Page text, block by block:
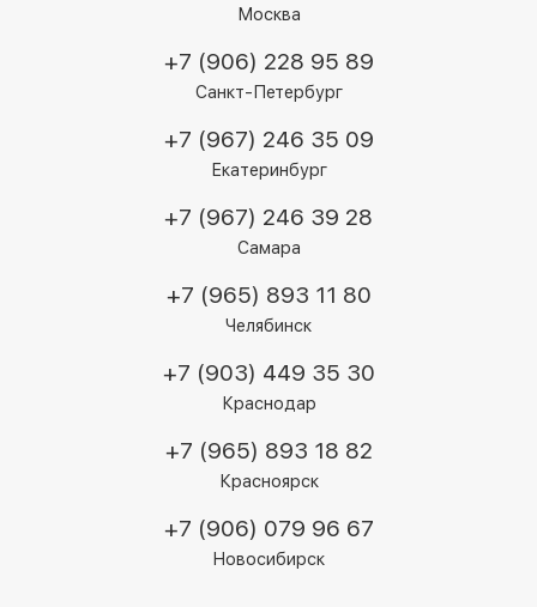
Москва
+7 (906) 228 95 89
Санкт-Петербург
+7 (967) 246 35 09
Екатеринбург
+7 (967) 246 39 28
Самара
+7 (965) 893 11 80
Челябинск
+7 (903) 449 35 30
Краснодар
+7 (965) 893 18 82
Красноярск
+7 (906) 079 96 67
Новосибирск